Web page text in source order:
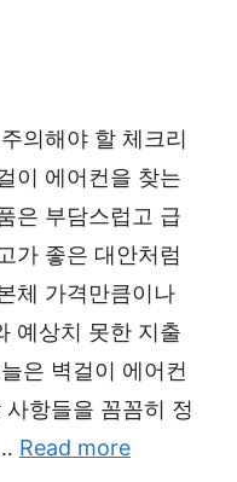
의해야 할 체크리
이 에어컨을 찾는
은 부담스럽고 급
가 좋은 대안처럼
체 가격만큼이나
예상치 못한 지출
은 벽걸이 에어컨
항들을 꼼꼼히 정
Read more